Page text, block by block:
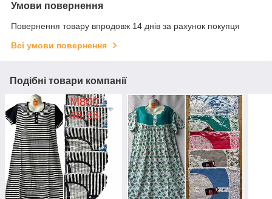
Умови повернення
Повернення товару впродовж 14 днів за рахунок покупця
Всі умови повернення
Подібні товари компанії